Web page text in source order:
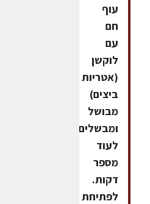
עוף
חם
עם
לוקשן
(אטריות
ביצים)
מבושל
ומבשלים
לעוד
מספר
דקות.
לפתיחת